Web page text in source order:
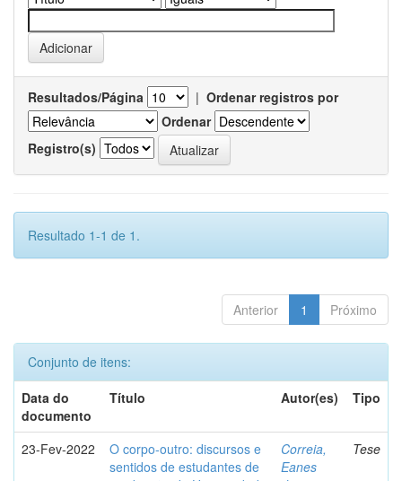
Resultados/Página | Ordenar registros por
Ordenar
Registro(s)
Resultado 1-1 de 1.
Anterior 1 Próximo
Conjunto de itens:
Data do
documento
Título Autor(es) Tipo
23-Fev-2022
O corpo-outro: discursos e
sentidos de estudantes de
Correia,
Eanes
Tese